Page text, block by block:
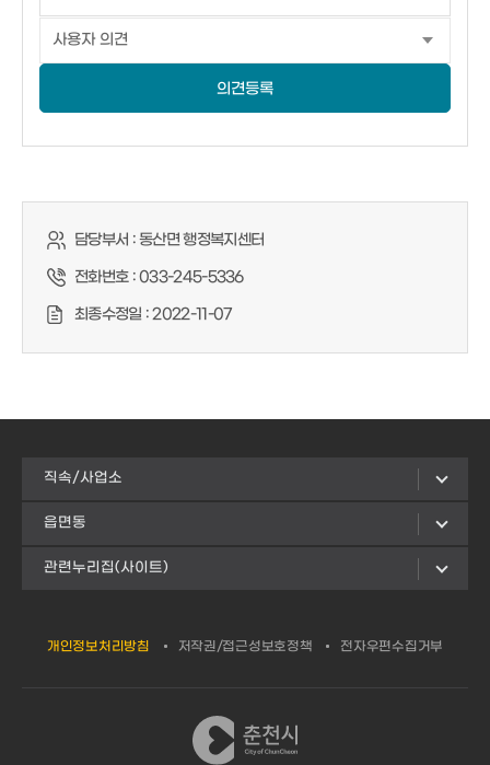
의견등록
담당부서 :동산면 행정복지센터
전화번호 :033-245-5336
최종수정일 :2022-11-07
직속/사업소
읍면동
관련누리집(사이트)
개인정보처리방침 저작권/접근성보호정책 전자우편수집거부